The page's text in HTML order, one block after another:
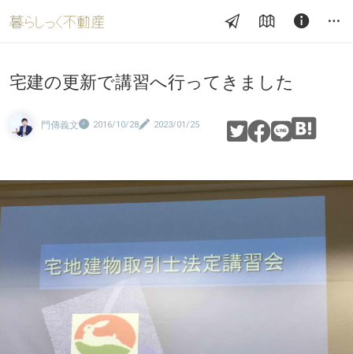
宅建の更新で講習へ行ってきました
門傳義文 2016/10/28 2023/01/25